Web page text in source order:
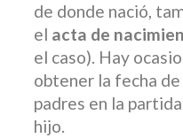
de donde nació,
el acta de
el caso). Hay
obtener la fecha
padres en la
hijo.